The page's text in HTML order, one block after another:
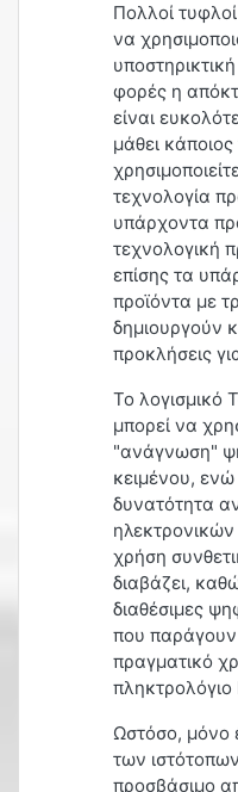
Πολλοί
να
φορές η
είναι
μάθει
τεχνολογία
υπάρχοντα
τεχνολογική
επίσης τα
προϊόντα με
δημιουργούν
προκλήσεις
Το λογισμικό
μπορεί να
"ανάγνωση"
κειμένου, ενώ
δυνατότητα
ηλεκτρονικών
χρήση
διαβάζει,
διαθέσιμες
που
πραγματικό
Ωστόσο, μόνο
των
προσβάσιμο